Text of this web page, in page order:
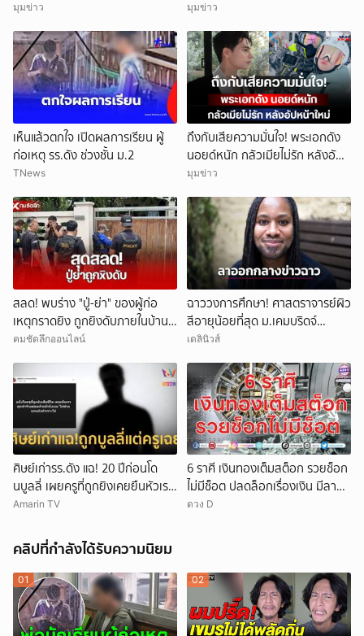
มุมข่าว มุมข่าว
เห็นแล้วตกใจ เปิดผลการเรียน ผู้
ก่อเหตุ รร.ดัง ช่วงชั้น ม.2
TNews
ถึงกับเสียความมั่นใจ! พระเอกดัง
นอยด์หนัก กลัวเมียไม่รัก หลังอัป
หน้าใหม่
มุมข่าว
สลด! พบร่าง "ปู่-ย่า" ของผู้ก่อ
เหตุกราดยิง ถูกยิงดับภายในบ้าน
พัก
คมชัดลึกออนไลน์
ฉาววงการศึกษา! ศาสตราจารย์ผิว
สีอายุน้อยที่สุด ม.เคมบริดจ์
ประกาศลาออกหลังเผชิญข้อกล่าว
เดลินิวส์
ศิษย์เก่ารร.ดัง แฉ! 20 ปีก่อนโด
นบูลลี่ เผยครูที่ถูกยิงเคยยืนหัวเราะ
ใส่
Amarin TV
6 ราศี เงินทองเต็มสต็อก รวยช็อก
ไม่มีช็อต ปลดล็อกเรื่องเงิน มีลาภ
ลอยจ่อคิว
ดวง D
คลิปที่กำลังได้รับความนิยม
01 02